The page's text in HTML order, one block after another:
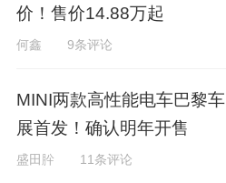
价！售价14.88万起
何鑫 9条评论
MINI两款高性能电车巴黎车
展首发！确认明年开售
盛田肸 11条评论